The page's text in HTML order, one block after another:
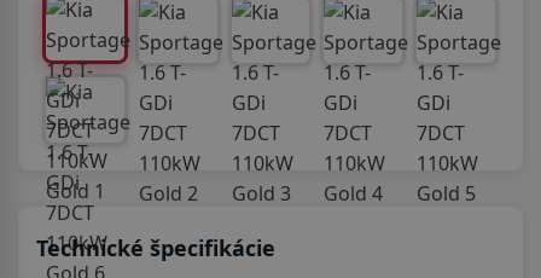
Technické špecifikácie